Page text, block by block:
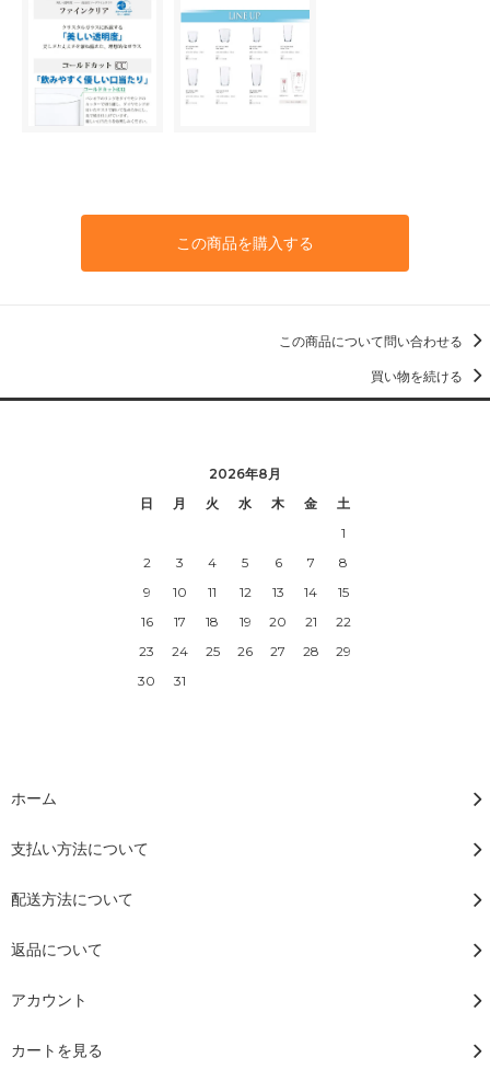
この商品を購入する
この商品について問い合わせる
買い物を続ける
2026年8月
日
月 火 水 木 金
土
1
2
3 4 5 6 7
8
9
10 11 12 13 14
15
16
17 18 19 20 21
22
23
24 25 26 27 28
29
30
31
ホーム
支払い方法について
配送方法について
返品について
アカウント
カートを見る